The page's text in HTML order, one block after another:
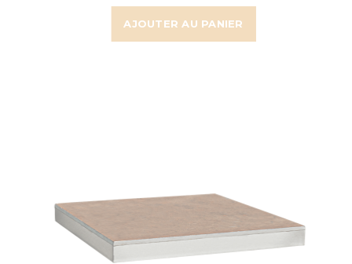
AJOUTER AU PANIER